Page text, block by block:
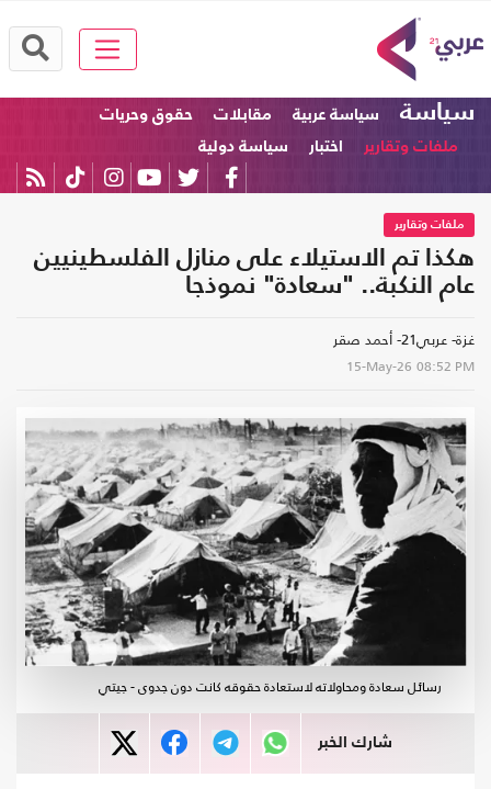
سياسة سياسة عربية مقابلات
حقوق وحريات
ملفات وتقارير
اختبار سياسة دولية
ملفات وتقارير
هكذا تم الاستيلاء على منازل الفلسطينيين
عام النكبة.. "سعادة" نموذجا
غزة- عربي21- أحمد صقر
15-May-26 08:52 PM
رسائل سعادة ومحاولاته لاستعادة حقوقه كانت دون جدوى - جيتي
شارك الخبر